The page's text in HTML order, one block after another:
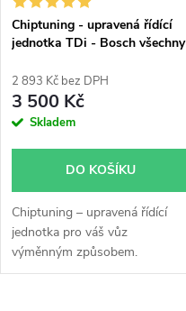
p
r
o
u
k
s
p
r
o
d
u
k
Chiptuning - upravená řídící
jednotka TDi - Bosch všechny
2 893 Kč bez DPH
3 500 Kč
Skladem
DO KOŠÍKU
Chiptuning – upravená řídící
jednotka pro váš vůz
výměnným způsobem.